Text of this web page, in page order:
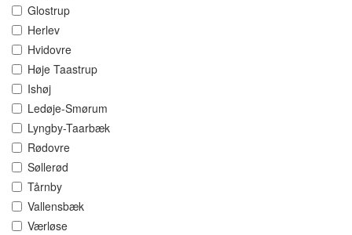
Glostrup
Herlev
Hvidovre
Høje Taastrup
Ishøj
Ledøje-Smørum
Lyngby-Taarbæk
Rødovre
Søllerød
Tårnby
Vallensbæk
Værløse